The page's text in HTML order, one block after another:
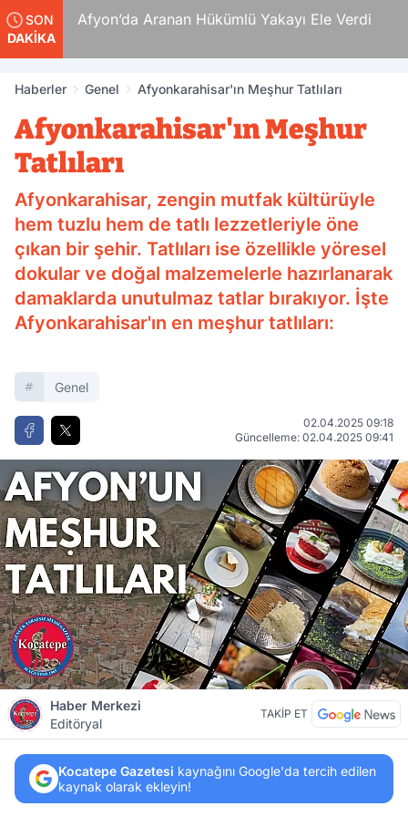
SON
DAKİKA
Afyon’da Aranan Hükümlü Yakayı Ele Verdi
Haberler Genel Afyonkarahisar'ın Meşhur Tatlıları
Afyonkarahisar'ın Meşhur
Tatlıları
Afyonkarahisar, zengin mutfak kültürüyle
hem tuzlu hem de tatlı lezzetleriyle öne
çıkan bir şehir. Tatlıları ise özellikle yöresel
dokular ve doğal malzemelerle hazırlanarak
damaklarda unutulmaz tatlar bırakıyor. İşte
Afyonkarahisar'ın en meşhur tatlıları:
Genel
02.04.2025 09:18
Güncelleme: 02.04.2025 09:41
Haber Merkezi
Editöryal
TAKİP ET
Kocatepe Gazetesi kaynağını Google'da tercih edilen
kaynak olarak ekleyin!